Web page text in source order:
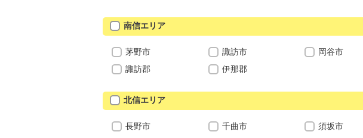
南信エリア
茅野市 諏訪市 岡谷市
諏訪郡
伊那郡
北信エリア
長野市 千曲市 須坂市